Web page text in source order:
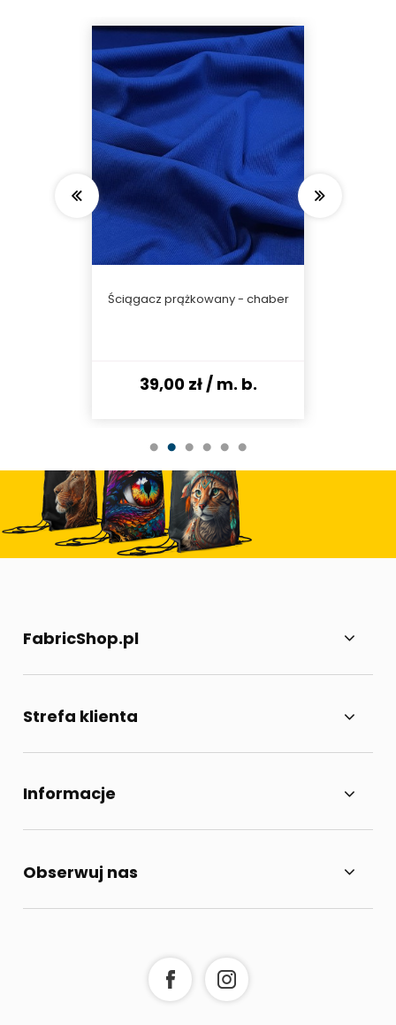
Ściągacz prążkowany - chaber
39,00 zł/ m. b.
FabricShop.pl
Strefa klienta
Informacje
Obserwuj nas